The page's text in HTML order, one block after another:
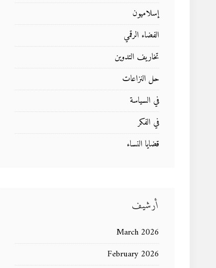
إسلاميون
الفضاء الرقمي
تخاريف التدوين
حل النزاعات
في السياسة
في الفكر
قضايا النساء
أرشيف
March 2026
February 2026